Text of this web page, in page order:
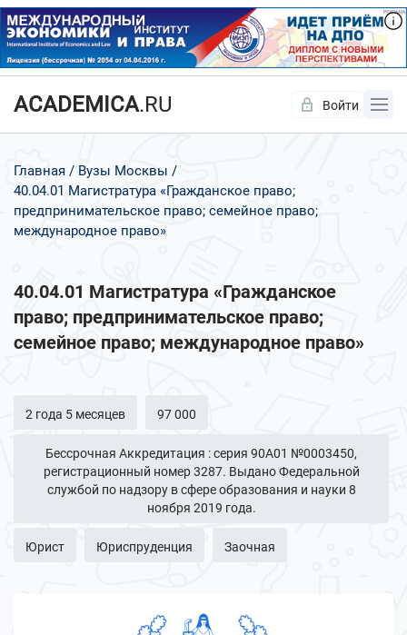
ACADEMICA.RU Войти
Главная
Вузы Москвы
40.04.01 Магистратура «Гражданское право;
предпринимательское право; семейное право;
международное право»
40.04.01 Магистратура «Гражданское
право; предпринимательское право;
семейное право; международное право»
2 года 5 месяцев 97 000
Бессрочная Аккредитация : серия 90А01 №0003450,
регистрационный номер 3287. Выдано Федеральной
службой по надзору в сфере образования и науки 8
ноября 2019 года.
Юрист Юриспруденция Заочная
Да Нет